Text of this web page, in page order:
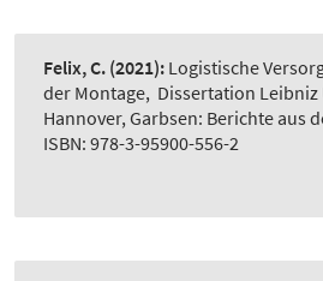
Felix, C. (2021): Logistische
der Montage, Dissertation
Hannover, Garbsen: Berichte aus
ISBN: 978-3-95900-556-2